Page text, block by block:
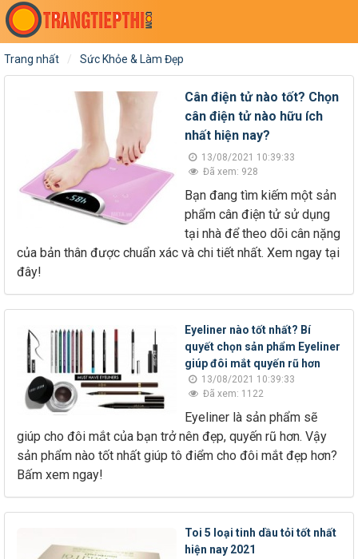
Trang nhất Sức Khỏe & Làm Đẹp
Cân điện tử nào tốt? Chọn
cân điện tử nào hữu ích
nhất hiện nay?
13/08/2021 10:39:33
Đã xem: 928
Bạn đang tìm kiếm một sản
phẩm cân điện tử sử dụng
tại nhà để theo dõi cân nặng
của bản thân được chuẩn xác và chi tiết nhất. Xem ngay tại
đây!
Eyeliner nào tốt nhất? Bí
quyết chọn sản phẩm Eyeliner
giúp đôi mắt quyến rũ hơn
13/08/2021 10:39:33
Đã xem: 1122
Eyeliner là sản phẩm sẽ
giúp cho đôi mắt của bạn trở nên đẹp, quyến rũ hơn. Vậy
sản phẩm nào tốt nhất giúp tô điểm cho đôi mắt đẹp hơn?
Bấm xem ngay!
Toi 5 loại tinh dầu tỏi tốt nhất
hiện nay 2021